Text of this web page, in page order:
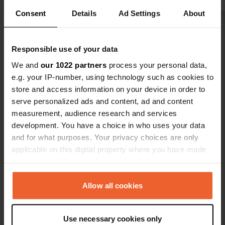
Consent Details Ad Settings About
Responsible use of your data
We and our 1022 partners process your personal data,
e.g. your IP-number, using technology such as cookies to
store and access information on your device in order to
serve personalized ads and content, ad and content
measurement, audience research and services
development. You have a choice in who uses your data
and for what purposes. Your privacy choices are only
applicable on this digital property where you have made
any time from the Cookie Declaration or by clicking on
the Privacy trigger icon.
Collect information about your geographical location
Allow all cookies
Use necessary cookies only
une route très fréquentée
euros
partis, bel
pense que
devraient
Contact
Via Religione 88
25088, Toscolano Maderno, Italie
Copie
Coordonnées
45° 38' 16" N 10° 36' 45" E